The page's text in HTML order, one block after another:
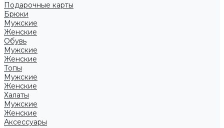
Подарочные карты
Брюки
Мужские
Женские
Обувь
Мужские
Женские
Топы
Мужские
Женские
Халаты
Мужские
Женские
Аксессуары